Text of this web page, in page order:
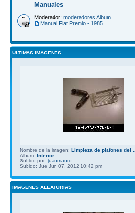
Manuales
Moderador: moderadores Album
Manual Fiat Premio - 1985
ULTIMAS IMAGENES
Nombre de la imagen: Limpieza de plafones del ...
Album: Interior
Subido por: juanmauro
Subido: Jue Jun 07, 2012 10:42 pm
IMAGENES ALEATORIAS